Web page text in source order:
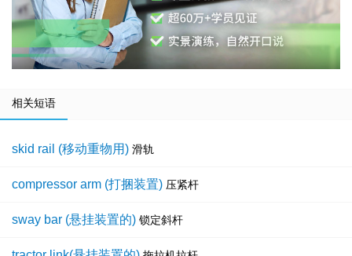
相关短语
skid rail (移动重物用) 滑轨
compressor arm (打捆装置) 压紧杆
sway bar (悬挂装置的) 锁定斜杆